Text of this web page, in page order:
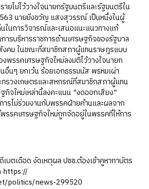
ม่ไว้วางใจนายกรัฐมนตรีและรัฐมนตรีใน
นายมิ่งขวัญ แสงสุวรรณ์ เป็นหนึ่งในผู้
ในการวิจารณ์และเสนอแนะแนวทางแก้
รบริหารราชการด้านเศรษฐกิจของรัฐบาล
งคม ในขณะที่สมาชิกสภาผู้แทนราษฎรแบบ
พรรคเศรษฐกิจใหม่ลงมติไว้วางใจนายก
นๆ ยกเว้น ร้อยเอกธรรมนัส พรหมเผ่า
ทรวงเกษตรและสหกรณ์ที่สมาชิกสภาผู้แทน
จใหม่เหล่านี้ลงคะแนน "งดออกเสียง"
ารไม่ร่วมงานกับพรรคฝ่ายค้านและผลจาก
รรคเศรษฐกิจใหม่ถูกจัดอยู่ในพรรคที่ให้การ
บตเดือด งัดเหตุผล ปชช.ต้องเข้าคูหากาบัตร
https://
politics/news-299520